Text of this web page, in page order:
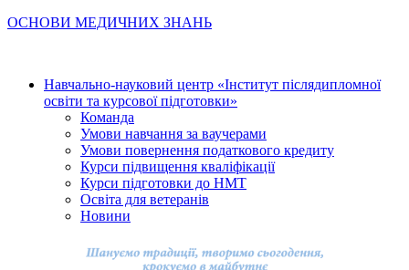
ОСНОВИ МЕДИЧНИХ ЗНАНЬ
Навчально-науковий центр «Інститут післядипломної
освіти та курсової підготовки»
Команда
Умови навчання за ваучерами
Умови повернення податкового кредиту
Курси підвищення кваліфікації
Курси підготовки до НМТ
Освіта для ветеранів
Новини